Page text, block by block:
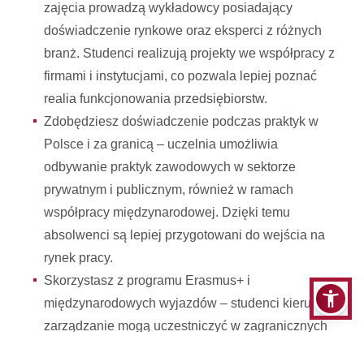
zajęcia prowadzą wykładowcy posiadający
doświadczenie rynkowe oraz eksperci z różnych
branż. Studenci realizują projekty we współpracy z
firmami i instytucjami, co pozwala lepiej poznać
realia funkcjonowania przedsiębiorstw.
Zdobędziesz doświadczenie podczas praktyk w
Polsce i za granicą – uczelnia umożliwia
odbywanie praktyk zawodowych w sektorze
prywatnym i publicznym, również w ramach
współpracy międzynarodowej. Dzięki temu
absolwenci są lepiej przygotowani do wejścia na
rynek pracy.
Skorzystasz z programu Erasmus+ i
międzynarodowych wyjazdów – studenci kierunku
zarządzanie mogą uczestniczyć w zagranicznych